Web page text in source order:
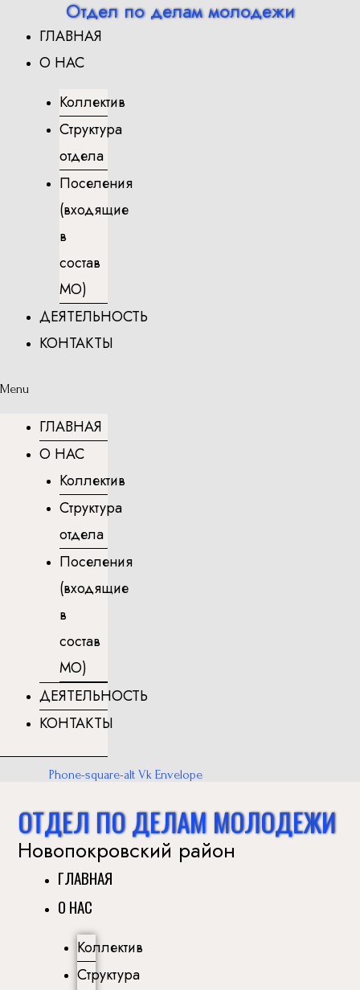
содержимому
Отдел по делам молодежи
ГЛАВНАЯ
О НАС
Коллектив
Структура
отдела
Поселения
(входящие
в
состав
МО)
ДЕЯТЕЛЬНОСТЬ
КОНТАКТЫ
Menu
ГЛАВНАЯ
О НАС
Коллектив
Структура
отдела
Поселения
(входящие
в
состав
МО)
ДЕЯТЕЛЬНОСТЬ
КОНТАКТЫ
Phone-square-alt Vk Envelope
ОТДЕЛ ПО ДЕЛАМ МОЛОДЕЖИ
Новопокровский район
ГЛАВНАЯ
О НАС
Коллектив
Структура